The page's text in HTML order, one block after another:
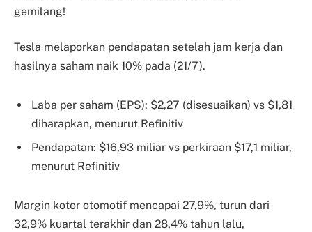
gemilang!
Tesla melaporkan pendapatan setelah jam kerja dan
hasilnya saham naik 10% pada (21/7).
Laba per saham (EPS): $2,27 (disesuaikan) vs $1,81
diharapkan, menurut Refinitiv
Pendapatan: $16,93 miliar vs perkiraan $17,1 miliar,
menurut Refinitiv
Margin kotor otomotif mencapai 27,9%, turun dari
32,9% kuartal terakhir dan 28,4% tahun lalu,